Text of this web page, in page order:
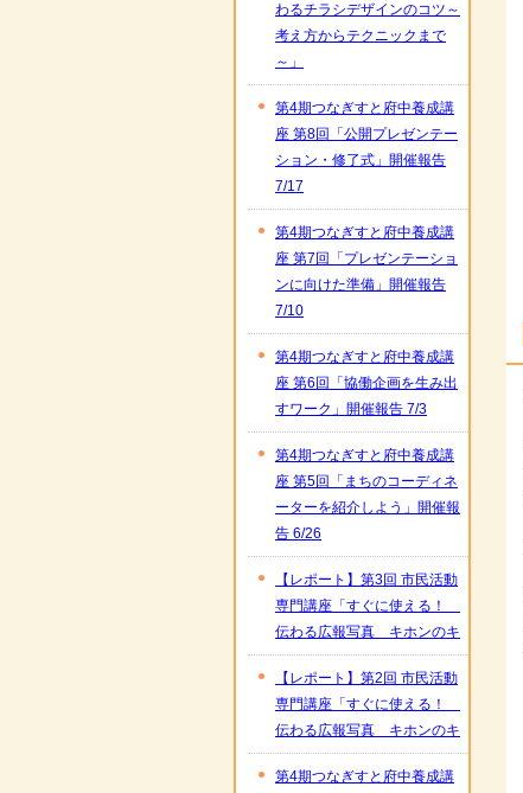
わるチラシデザインのコツ～
考え方からテクニックまで
～」
第4期つなぎすと府中養成講
座 第8回「公開プレゼンテー
ション・修了式」開催報告
7/17
第4期つなぎすと府中養成講
座 第7回「プレゼンテーショ
ンに向けた準備」開催報告
7/10
第4期つなぎすと府中養成講
座 第6回「協働企画を生み出
すワーク」開催報告 7/3
第4期つなぎすと府中養成講
座 第5回「まちのコーディネ
ーターを紹介しよう」開催報
告 6/26
【レポート】第3回 市民活動
専門講座「すぐに使える！
伝わる広報写真 キホンのキ
【レポート】第2回 市民活動
専門講座「すぐに使える！
伝わる広報写真 キホンのキ
第4期つなぎすと府中養成講